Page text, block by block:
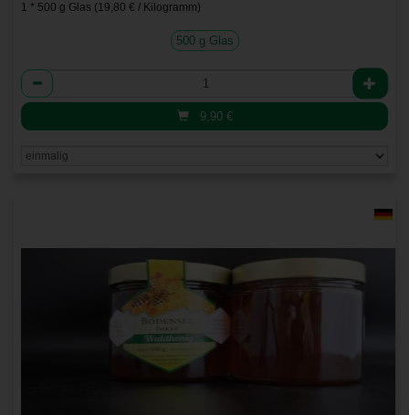
1 * 500 g Glas (19,80 € / Kilogramm)
500 g Glas
Anzahl
9,90 €